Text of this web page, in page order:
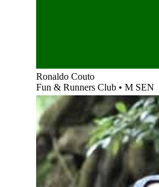
Ronaldo Couto
Fun & Runners Club • M SEN